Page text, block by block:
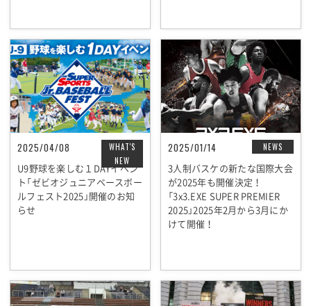
WHAT'S
NEW
2025/04/08
U9野球を楽しむ１DAYイベン
ト「ゼビオジュニアベースボー
ルフェスト2025」開催のお知
らせ
NEWS
2025/01/14
3人制バスケの新たな国際大会
が2025年も開催決定！
「3x3.EXE SUPER PREMIER
2025」2025年2月から3月にか
けて開催！